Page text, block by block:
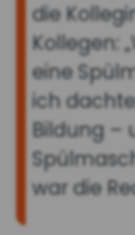
die
Kollegen:
eine
ich
Bildung –
war die